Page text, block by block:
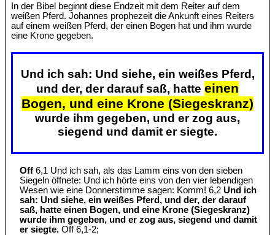
In der Bibel beginnt diese Endzeit mit dem Reiter auf dem
weißen Pferd. Johannes prophezeit die Ankunft eines Reiters
auf einem weißen Pferd, der einen Bogen hat und ihm wurde
eine Krone gegeben.
Und ich sah: Und siehe, ein weißes Pferd,
und der, der darauf saß, hatte einen
Bogen, und eine Krone (Siegeskranz)
wurde ihm gegeben, und er zog aus,
siegend und damit er siegte.
Off 6,1 Und ich sah, als das Lamm eins von den sieben
Siegeln öffnete: Und ich hörte eins von den vier lebendigen
Wesen wie eine Donnerstimme sagen: Komm! 6,2Und ich
sah: Und siehe, ein weißes Pferd, und der, der darauf
saß, hatte einen Bogen, und eine Krone (Siegeskranz)
wurde ihm gegeben, und er zog aus, siegend und damit
er siegte. Off 6,1-2;